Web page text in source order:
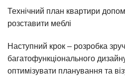
Технічний план квартири
розставити меблі
Наступний крок – розробка
багатофункціонального
оптимізувати планування та